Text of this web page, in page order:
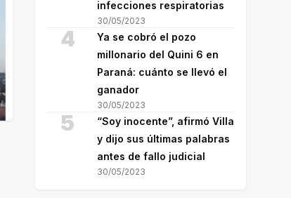
infecciones respiratorias
30/05/2023
4
Ya se cobró el pozo
millonario del Quini 6 en
Paraná: cuánto se llevó el
ganador
30/05/2023
5
“Soy inocente”, afirmó Villa
y dijo sus últimas palabras
antes de fallo judicial
30/05/2023